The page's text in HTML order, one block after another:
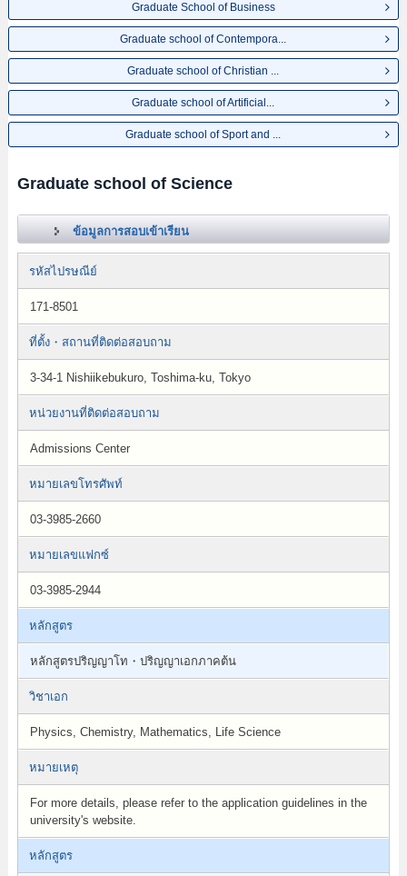
Graduate School of Business
Graduate school of Contempora...
Graduate school of Christian ...
Graduate school of Artificial...
Graduate school of Sport and ...
Graduate school of Science
ข้อมูลการสอบเข้าเรียน
รหัสไปรษณีย์
171-8501
ที่ตั้ง・สถานที่ติดต่อสอบถาม
3-34-1 Nishiikebukuro, Toshima-ku, Tokyo
หน่วยงานที่ติดต่อสอบถาม
Admissions Center
หมายเลขโทรศัพท์
03-3985-2660
หมายเลขแฟกซ์
03-3985-2944
หลักสูตร
หลักสูตรปริญญาโท・ปริญญาเอกภาคต้น
วิชาเอก
Physics, Chemistry, Mathematics, Life Science
หมายเหตุ
For more details, please refer to the application guidelines in the
university's website.
หลักสูตร